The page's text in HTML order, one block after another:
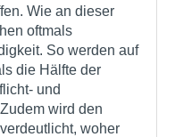
Wie an dieser
oftmals
So werden auf
die Hälfte der
und
wird den
woher